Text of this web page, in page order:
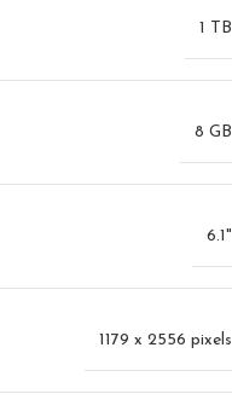
1 TB
8 GB
6.1"
1179 x 2556 pixels